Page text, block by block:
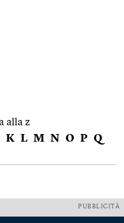
alla z
K L M N O P Q
PUBBLICITÀ